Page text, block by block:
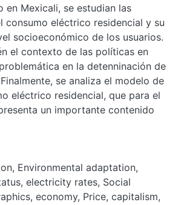
en Mexicali, se estudian las
consumo eléctrico residencial y su
socioeconómico de los usuarios.
el contexto de las políticas en
en la detenninación de
se analiza el modelo de
eléctrico residencial, que para el
un importante contenido
, Environmental adaptation,
, electricity rates, Social
, economy, Price, capitalism,